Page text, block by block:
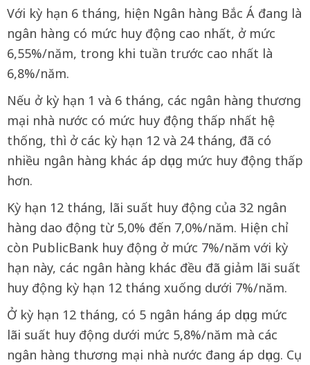
Với kỳ hạn 6 tháng, hiện Ngân hàng Bắc Á đang là
ngân hàng có mức huy động cao nhất, ở mức
6,55%/năm, trong khi tuần trước cao nhất là
6,8%/năm.
Nếu ở kỳ hạn 1 và 6 tháng, các ngân hàng thương
mại nhà nước có mức huy động thấp nhất hệ
thống, thì ở các kỳ hạn 12 và 24 tháng, đã có
nhiều ngân hàng khác áp dụng mức huy động thấp
hơn.
Kỳ hạn 12 tháng, lãi suất huy động của 32 ngân
hàng dao động từ 5,0% đến 7,0%/năm. Hiện chỉ
còn PublicBank huy động ở mức 7%/năm với kỳ
hạn này, các ngân hàng khác đều đã giảm lãi suất
huy động kỳ hạn 12 tháng xuống dưới 7%/năm.
Ở kỳ hạn 12 tháng, có 5 ngân háng áp dụng mức
lãi suất huy động dưới mức 5,8%/năm mà các
ngân hàng thương mại nhà nước đang áp dụng. Cụ